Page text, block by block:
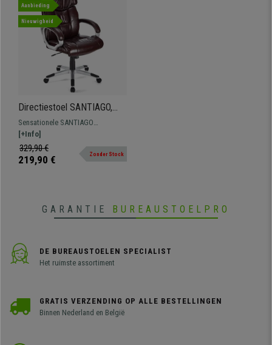
Aanbieding
Nieuwigheid
Directiestoel SANTIAGO,
Dubbele Vulling,
Kantelmechanisme,
Dagelijks Gebruik 8h, in
Bordeaux
Sensationele SANTIAGO
Directiestoel, met dubbele vulling,
ruime, geïntegreerde hoofdsteun
en bekleed met gemakkelijk te
[+Info]
329,90 €
219,90 € Zonder Stock
GARANTIE BUREAUSTOELPRO
DE BUREAUSTOELEN SPECIALIST
Het ruimste assortiment
GRATIS VERZENDING OP ALLE BESTELLINGEN
Binnen Nederland en België